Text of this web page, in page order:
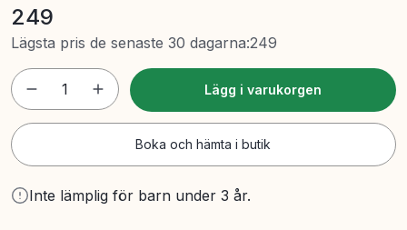
249
Lägsta pris de senaste 30 dagarna:249
1 Lägg i varukorgen
Boka och hämta i butik
Inte lämplig för barn under 3 år.